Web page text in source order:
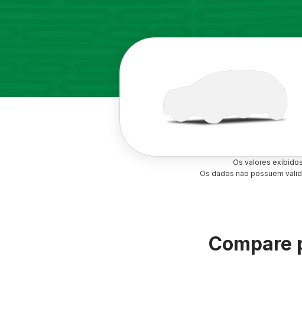
Os valores
Os dados não possuem
Compare